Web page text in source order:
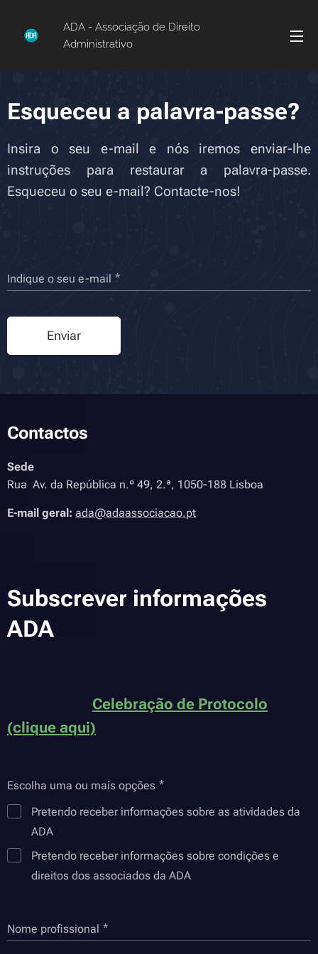
ADA - Associação de Direito
Administrativo
Esqueceu a palavra-passe?
Insira o seu e-mail e nós iremos enviar-lhe
instruções para restaurar a palavra-passe.
Esqueceu o seu e-mail? Contacte-nos!
Indique o seu e-mail
Enviar
Contactos
Sede
Rua Av. da República n.º 49, 2.ª, 1050-188 Lisboa
E-mail geral: ada@adaassociacao.pt
Subscrever informações
ADA
Celebração de Protocolo
(clique aqui)
Escolha uma ou mais opções
Pretendo receber informações sobre as atividades da
ADA
Pretendo receber informações sobre condições e
direitos dos associados da ADA
Nome profissional